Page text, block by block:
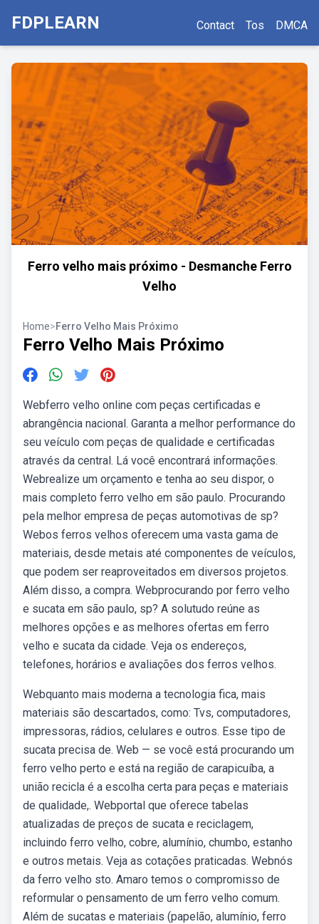
FDPLEARN Contact Tos DMCA
Ferro velho mais próximo - Desmanche Ferro
Velho
Home>Ferro Velho Mais Próximo
Ferro Velho Mais Próximo
Webferro velho online com peças certificadas e
abrangência nacional. Garanta a melhor performance do
seu veículo com peças de qualidade e certificadas
através da central. Lá você encontrará informações.
Webrealize um orçamento e tenha ao seu dispor, o
mais completo ferro velho em são paulo. Procurando
pela melhor empresa de peças automotivas de sp?
Webos ferros velhos oferecem uma vasta gama de
materiais, desde metais até componentes de veículos,
que podem ser reaproveitados em diversos projetos.
Além disso, a compra. Webprocurando por ferro velho
e sucata em são paulo, sp? A solutudo reúne as
melhores opções e as melhores ofertas em ferro
velho e sucata da cidade. Veja os endereços,
telefones, horários e avaliações dos ferros velhos.
Webquanto mais moderna a tecnologia fica, mais
materiais são descartados, como: Tvs, computadores,
impressoras, rádios, celulares e outros. Esse tipo de
sucata precisa de. Web — se você está procurando um
ferro velho perto e está na região de carapicuíba, a
união recicla é a escolha certa para peças e materiais
de qualidade,. Webportal que oferece tabelas
atualizadas de preços de sucata e reciclagem,
incluindo ferro velho, cobre, alumínio, chumbo, estanho
e outros metais. Veja as cotações praticadas. Webnós
da ferro velho sto. Amaro temos o compromisso de
reformular o pensamento de um ferro velho comum.
Além de sucatas e materiais (papelão, alumínio, ferro